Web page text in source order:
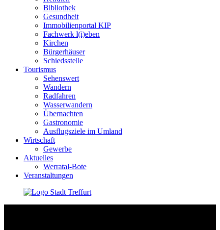
Bibliothek
Gesundheit
Immobilienportal KIP
Fachwerk l(i)eben
Kirchen
Bürgerhäuser
Schiedsstelle
Tourismus
Sehenswert
Wandern
Radfahren
Wasserwandern
Übernachten
Gastronomie
Ausflugsziele im Umland
Wirtschaft
Gewerbe
Aktuelles
Werratal-Bote
Veranstaltungen